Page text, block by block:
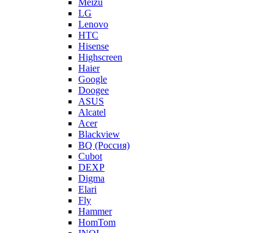
Meizu
LG
Lenovo
HTC
Hisense
Highscreen
Haier
Google
Doogee
ASUS
Alcatel
Acer
Blackview
BQ (Россия)
Cubot
DEXP
Digma
Elari
Fly
Hammer
HomTom